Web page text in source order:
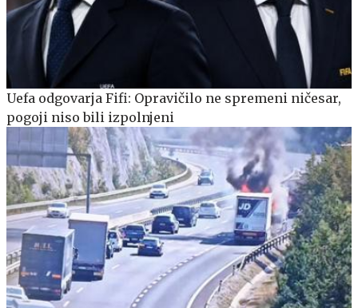
Uefa odgovarja Fifi: Opravičilo ne spremeni ničesar,
pogoji niso bili izpolnjeni